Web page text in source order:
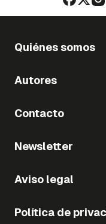
Quiénes somos
Autores
Contacto
Newsletter
Aviso legal
Política de